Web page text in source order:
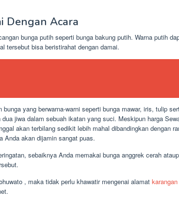
Dengan Acara
bunga putih seperti bunga bakung putih. Warna putih
tersebut bisa beristirahat dengan damai.
yang berwarna-warni seperti bunga mawar, iris, tulip
jiwa dalam sebuah ikatan yang suci. Meskipun harga
akan terbilang sedikit lebih mahal dibandingkan dengan
Anda akan dijamin sangat puas.
sebaiknya Anda memakai bunga anggrek cerah
, maka tidak perlu khawatir mengenai alamat